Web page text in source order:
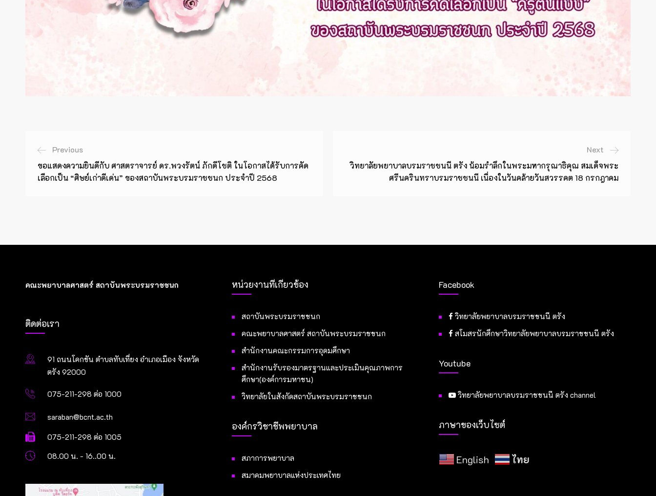
Previous
ขอแสดงความยินดีกับ ศาสตราจารย์ ดร.พวงรัตน์ ภักดีโชติ ในโอกาสได้รับการคัด
เลือกเป็น “ศิษย์เก่าดีเด่น” ของสถาบันพระบรมราชชนก ประจำปี 2568
Next
วิทยาลัยพยาบาลบรมราชชนนี ตรัง น้อมรำลึกในพระมหากรุณาธิคุณ สมเด็จพระ
ศรีนครินทราบรมราชชนนี เนื่องในวันคล้ายวันสวรรคต 18 กรกฎาคม
คณะพยาบาลศาสตร์ สถาบันพระบรมราชชนก
ติดต่อเรา
91 ถนนโคกขัน ตำบลทับเที่ยง อำเภอเมือง จังหวัด
ตรัง 92000
075-211-298 ต่อ 1000
saraban@bcnt.ac.th
075-211-298 ต่อ 1005
08.00 น. - 16..00 น.
หน่วยงานที่เกี่ยวข้อง
สถาบันพระบรมราชชนก
คณะพยาบาลศาสตร์ สถาบันพระบรมราชชนก
สำนักงานคณะกรรมการอุดมศึกษา
สำนักงานรับรองมาตรฐานและประเมินคุณภาพการ
ศึกษา(องค์การมหาชน)
วิทยาลัยในสังกัดสถาบันพระบรมราชชนก
องค์กรวิชาชีพพยาบาล
สภาการพยาบาล
สมาคมพยาบาลแห่งประเทศไทย
Facebook
วิทยาลัยพยาบาลบรมราชชนนี ตรัง
สโมสรนักศึกษาวิทยาลัยพยาบาลบรมราชชนนี ตรัง
Youtube
วิทยาลัยพยาบาลบรมราชชนนี ตรัง channel
ภาษาของเว็บไซต์
English ไทย